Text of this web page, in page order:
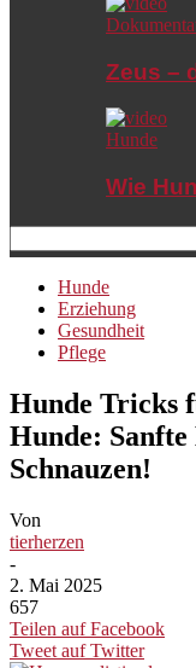
Zeus –
Hunde
Wie
Hunde
Erziehung
Gesundheit
Pflege
Hunde Tricks
Hunde:
Schnauzen!
Von
tierherzen
-
2. Mai 2025
657
Teilen auf Facebook
Tweet auf Twitter